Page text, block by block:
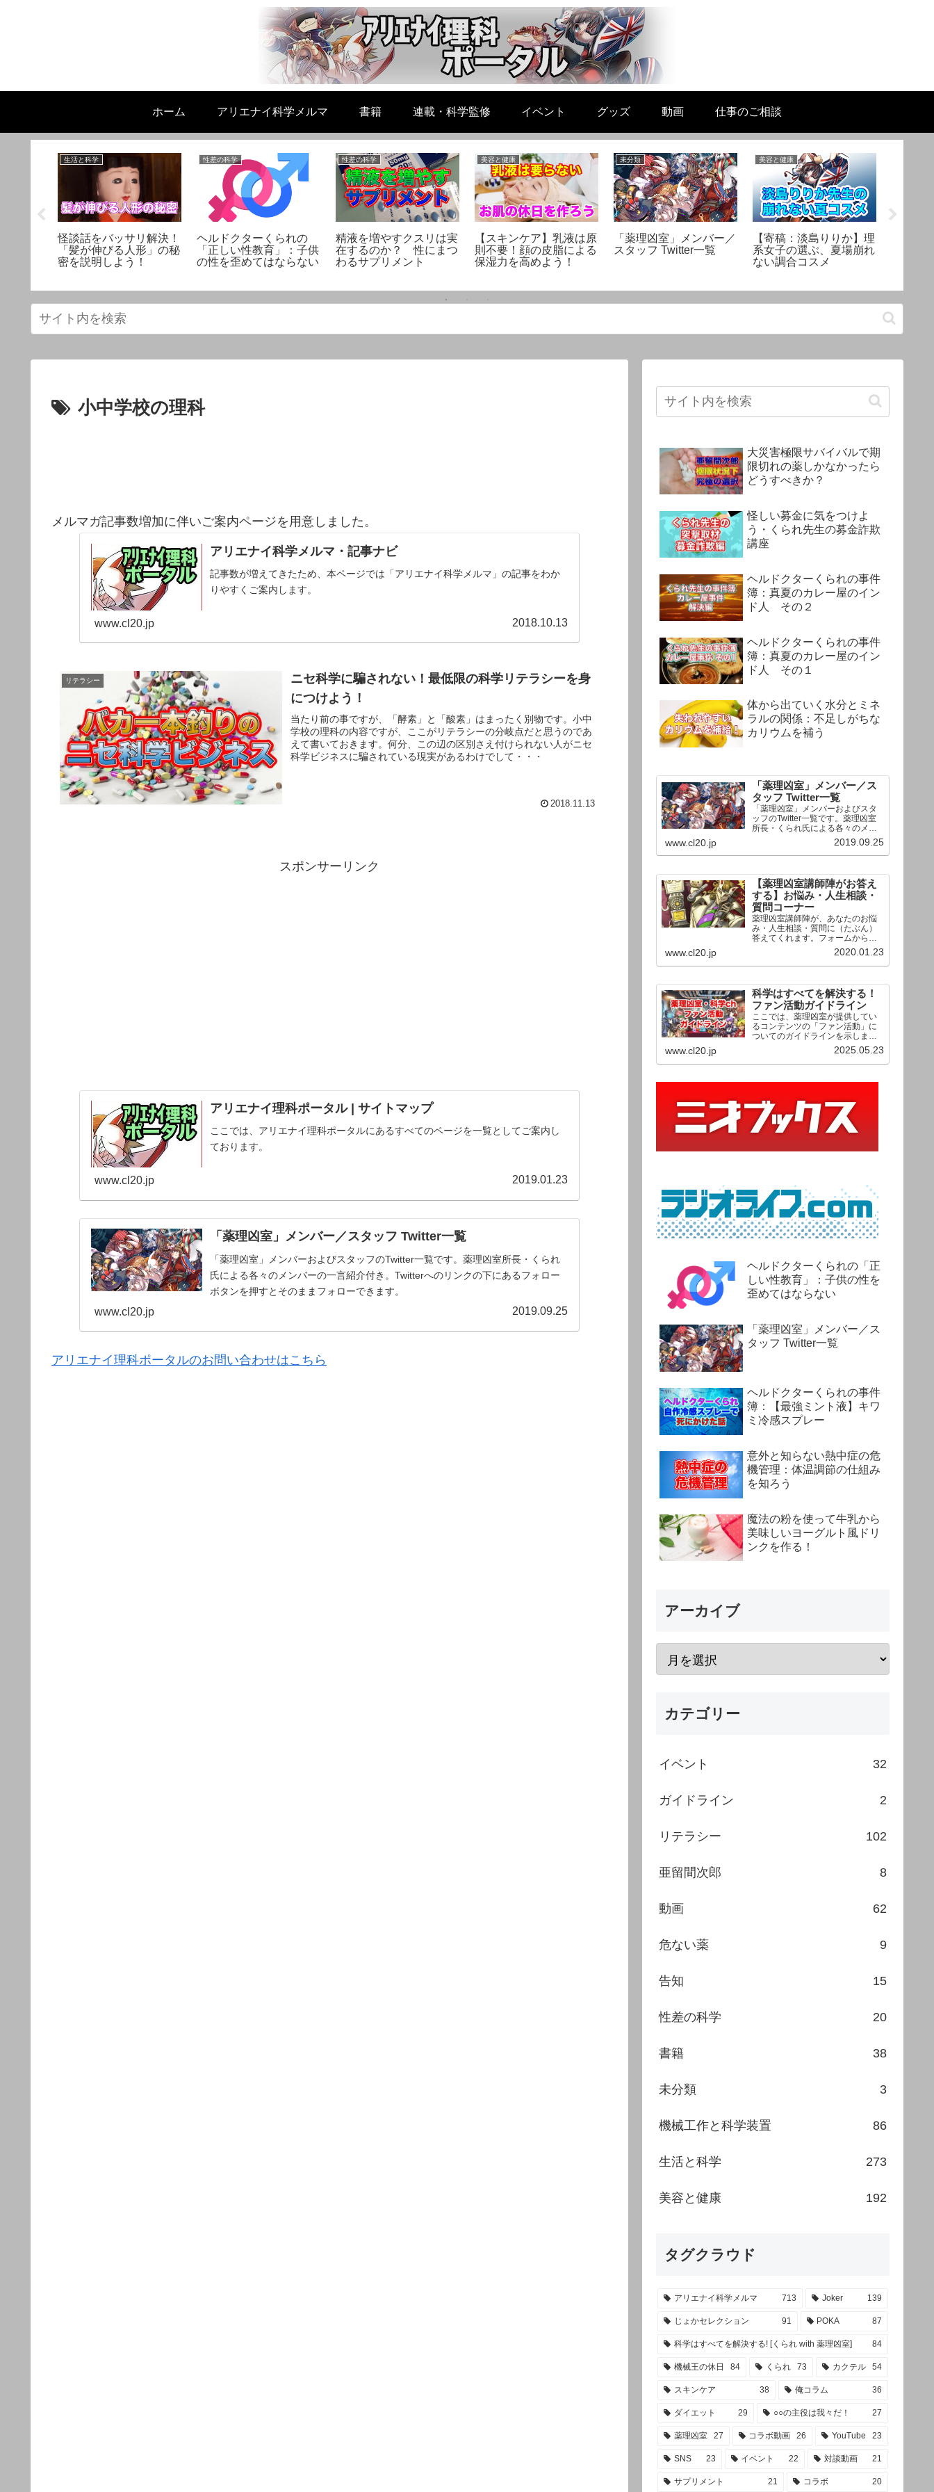
ホーム アリエナイ科学メルマ 書籍 連載・科学監修 イベント グッズ 動画 仕事のご相談
生活と科学
怪談話をバッサリ解決！
「髪が伸びる人形」の秘
密を説明しよう！
性差の科学
ヘルドクターくられの
「正しい性教育」：子供
の性を歪めてはならない
性差の科学
精液を増やすクスリは実
在するのか？ 性にまつ
わるサプリメント
美容と健康
【スキンケア】乳液は原
則不要！顔の皮脂による
保湿力を高めよう！
未分類
「薬理凶室」メンバー／
スタッフ Twitter一覧
美容と健康
【寄稿：淡島りりか】理
系女子の選ぶ、夏場崩れ
ない調合コスメ
小中学校の理科
メルマガ記事数増加に伴いご案内ページを用意しました。
アリエナイ科学メルマ・記事ナビ
記事数が増えてきたため、本ページでは「アリエナイ科学メルマ」の記事をわか
りやすくご案内します。
www.cl20.jp 2018.10.13
リテラシー
ニセ科学に騙されない！最低限の科学リテラシーを身
につけよう！
当たり前の事ですが、「酵素」と「酸素」はまったく別物です。小中
学校の理科の内容ですが、ここがリテラシーの分岐点だと思うのであ
えて書いておきます。何分、この辺の区別さえ付けられない人がニセ
科学ビジネスに騙されている現実があるわけでして・・・
2018.11.13
スポンサーリンク
アリエナイ理科ポータル | サイトマップ
ここでは、アリエナイ理科ポータルにあるすべてのページを一覧としてご案内し
ております。
www.cl20.jp 2019.01.23
「薬理凶室」メンバー／スタッフ Twitter一覧
「薬理凶室」メンバーおよびスタッフのTwitter一覧です。薬理凶室所長・くられ
氏による各々のメンバーの一言紹介付き。Twitterへのリンクの下にあるフォロー
ボタンを押すとそのままフォローできます。
www.cl20.jp 2019.09.25
アリエナイ理科ポータルのお問い合わせはこちら
大災害極限サバイバルで期
限切れの薬しかなかったら
どうすべきか？
怪しい募金に気をつけよ
う・くられ先生の募金詐欺
講座
ヘルドクターくられの事件
簿：真夏のカレー屋のイン
ド人 その２
ヘルドクターくられの事件
簿：真夏のカレー屋のイン
ド人 その１
体から出ていく水分とミネ
ラルの関係：不足しがちな
カリウムを補う
「薬理凶室」メンバー／ス
タッフ Twitter一覧
「薬理凶室」メンバーおよびスタ
ッフのTwitter一覧です。薬理凶室
所長・くられ氏による各々のメン
バーの一言紹介付き。Twitterへの
リンクの下にあるフォローボタン
を押すとそのままフォローできま
www.cl20.jp 2019.09.25
【薬理凶室講師陣がお答え
する】お悩み・人生相談・
質問コーナー
薬理凶室講師陣が、あなたのお悩
み・人生相談・質問に（たぶん）
答えてくれます。フォームからお
送りいただいた相談は、順次、動
画として公開される予定（時期未
定）！ どうぞお気軽にご質問く
www.cl20.jp 2020.01.23
科学はすべてを解決する！
ファン活動ガイドライン
ここでは、薬理凶室が提供してい
るコンテンツの「ファン活動」に
ついてのガイドラインを示しま
す。ご利用の場合は当ガイドライ
ンを遵守して頂けますよう、よろ
しくお願い申し上げます。
www.cl20.jp 2025.05.23
ヘルドクターくられの「正
しい性教育」：子供の性を
歪めてはならない
「薬理凶室」メンバー／ス
タッフ Twitter一覧
ヘルドクターくられの事件
簿：【最強ミント液】キワ
ミ冷感スプレー
意外と知らない熱中症の危
機管理：体温調節の仕組み
を知ろう
魔法の粉を使って牛乳から
美味しいヨーグルト風ドリ
ンクを作る！
アーカイブ
カテゴリー
イベント 32
ガイドライン 2
リテラシー 102
亜留間次郎 8
動画 62
危ない薬 9
告知 15
性差の科学 20
書籍 38
未分類 3
機械工作と科学装置 86
生活と科学 273
美容と健康 192
タグクラウド
アリエナイ科学メルマ 713 Joker 139
じょかセレクション 91 POKA 87
科学はすべてを解決する! [くられ with 薬理凶室] 84
機械王の休日 84 くられ 73 カクテル 54
スキンケア 38 俺コラム 36
ダイエット 29 ○○の主役は我々だ！ 27
薬理凶室 27 コラボ動画 26 YouTube 23
SNS 23 イベント 22 対談動画 21
サプリメント 21 コラボ 20